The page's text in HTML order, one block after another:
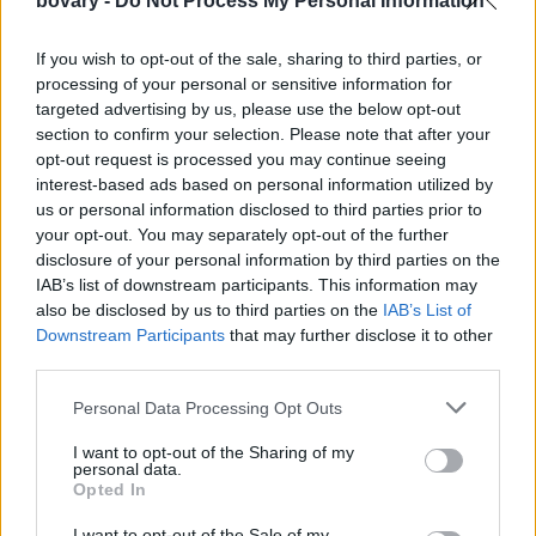
If you wish to opt-out of the sale, sharing to third parties, or
processing of your personal or sensitive information for
targeted advertising by us, please use the below opt-out
section to confirm your selection. Please note that after your
opt-out request is processed you may continue seeing
interest-based ads based on personal information utilized by
us or personal information disclosed to third parties prior to
your opt-out. You may separately opt-out of the further
disclosure of your personal information by third parties on the
IAB’s list of downstream participants. This information may
also be disclosed by us to third parties on the IAB’s List of
Downstream Participants that may further disclose it to other
Personal Data Processing Opt Outs
I want to opt-out of the Sharing of my
personal data.
Opted In
Σε κάνει να αισθάνεσαι ενθουσιασμένη ξανά με την ιδέα της
αγάπης μετά από πολύ καιρό. Δεν κοιτάς άλλα ζευγάρια που
προχωρούν στον δρόμο χεράκι-χεράκι με μισό μάτι γιατί είσαι
και εσύ ένα από αυτά.
Νέος σύντροφος, νέα φιλιά, νέα αγκαλιά. Απλά συναρπαστικό.
Η νέα σου σχέση είναι μια ευκαιρία να δημιουργήσεις νέες
αναμνήσεις σε νέα μέρη. Μπορείς ακόμα να δημιουργήσεις νέες
εικόνες σε μέρη που πήγαινες παλιά και σου θύμιζαν τον πρώην
σου.
Η προηγούμενη σου σχέση σου έμαθε ορισμένα πράγματα που
θα εφαρμόσεις σε αυτή, όπως να μην πιέζεις καταστάσεις, να
γίνεις πιο αυθόρμητη ή λιγότερο, να.. να... να....